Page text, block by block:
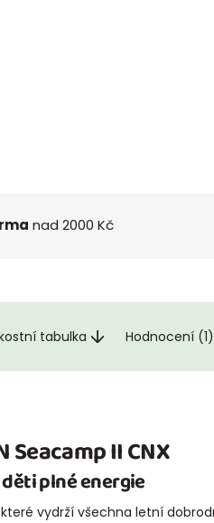
nad 2000 Kč
tabulka Hodnocení (1)
Seacamp II CNX
plné energie
vydrží všechna letní